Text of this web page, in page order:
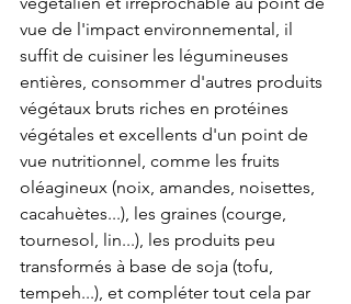
vue de l'impact environnemental, il
suffit de cuisiner les légumineuses
entières, consommer d'autres produits
végétaux bruts riches en protéines
végétales et excellents d'un point de
vue nutritionnel, comme les fruits
oléagineux (noix, amandes, noisettes,
cacahuètes...), les graines (courge,
tournesol, lin...), les produits peu
transformés à base de soja (tofu,
tempeh...), et compléter tout cela par